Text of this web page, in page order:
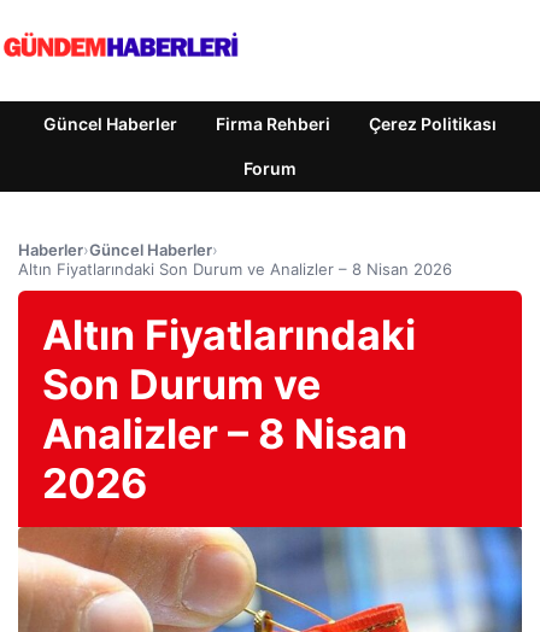
Güncel Haberler Firma Rehberi Çerez Politikası
Forum
Haberler›Güncel Haberler›
Altın Fiyatlarındaki Son Durum ve Analizler – 8 Nisan 2026
Altın Fiyatlarındaki
Son Durum ve
Analizler – 8 Nisan
2026